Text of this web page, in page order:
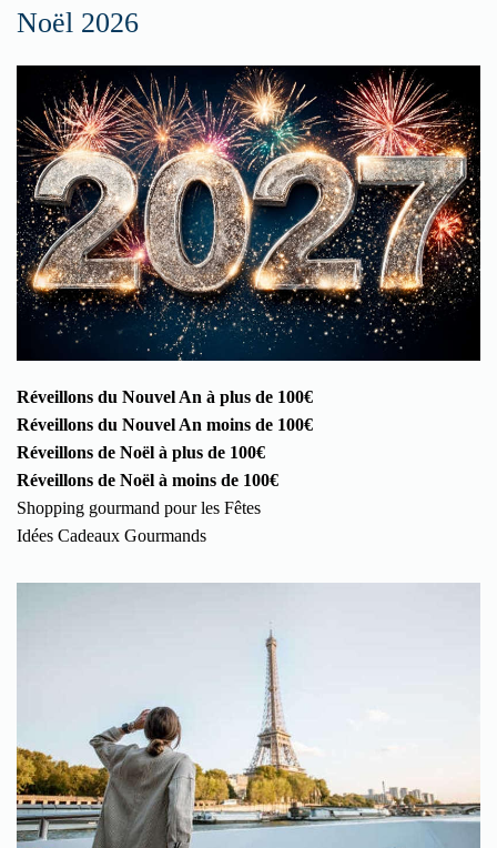
Noël 2026
Réveillons du Nouvel An à plus de 100€
Réveillons du Nouvel An moins de 100€
Réveillons de Noël à plus de 100€
Réveillons de Noël à moins de 100€
Shopping gourmand pour les Fêtes
Idées Cadeaux Gourmands